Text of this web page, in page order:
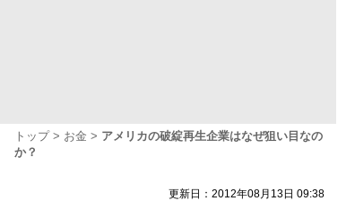
トップ お金
アメリカの破綻再生企業はなぜ狙い目なの
か？
更新日：2012年08月13日 09:38